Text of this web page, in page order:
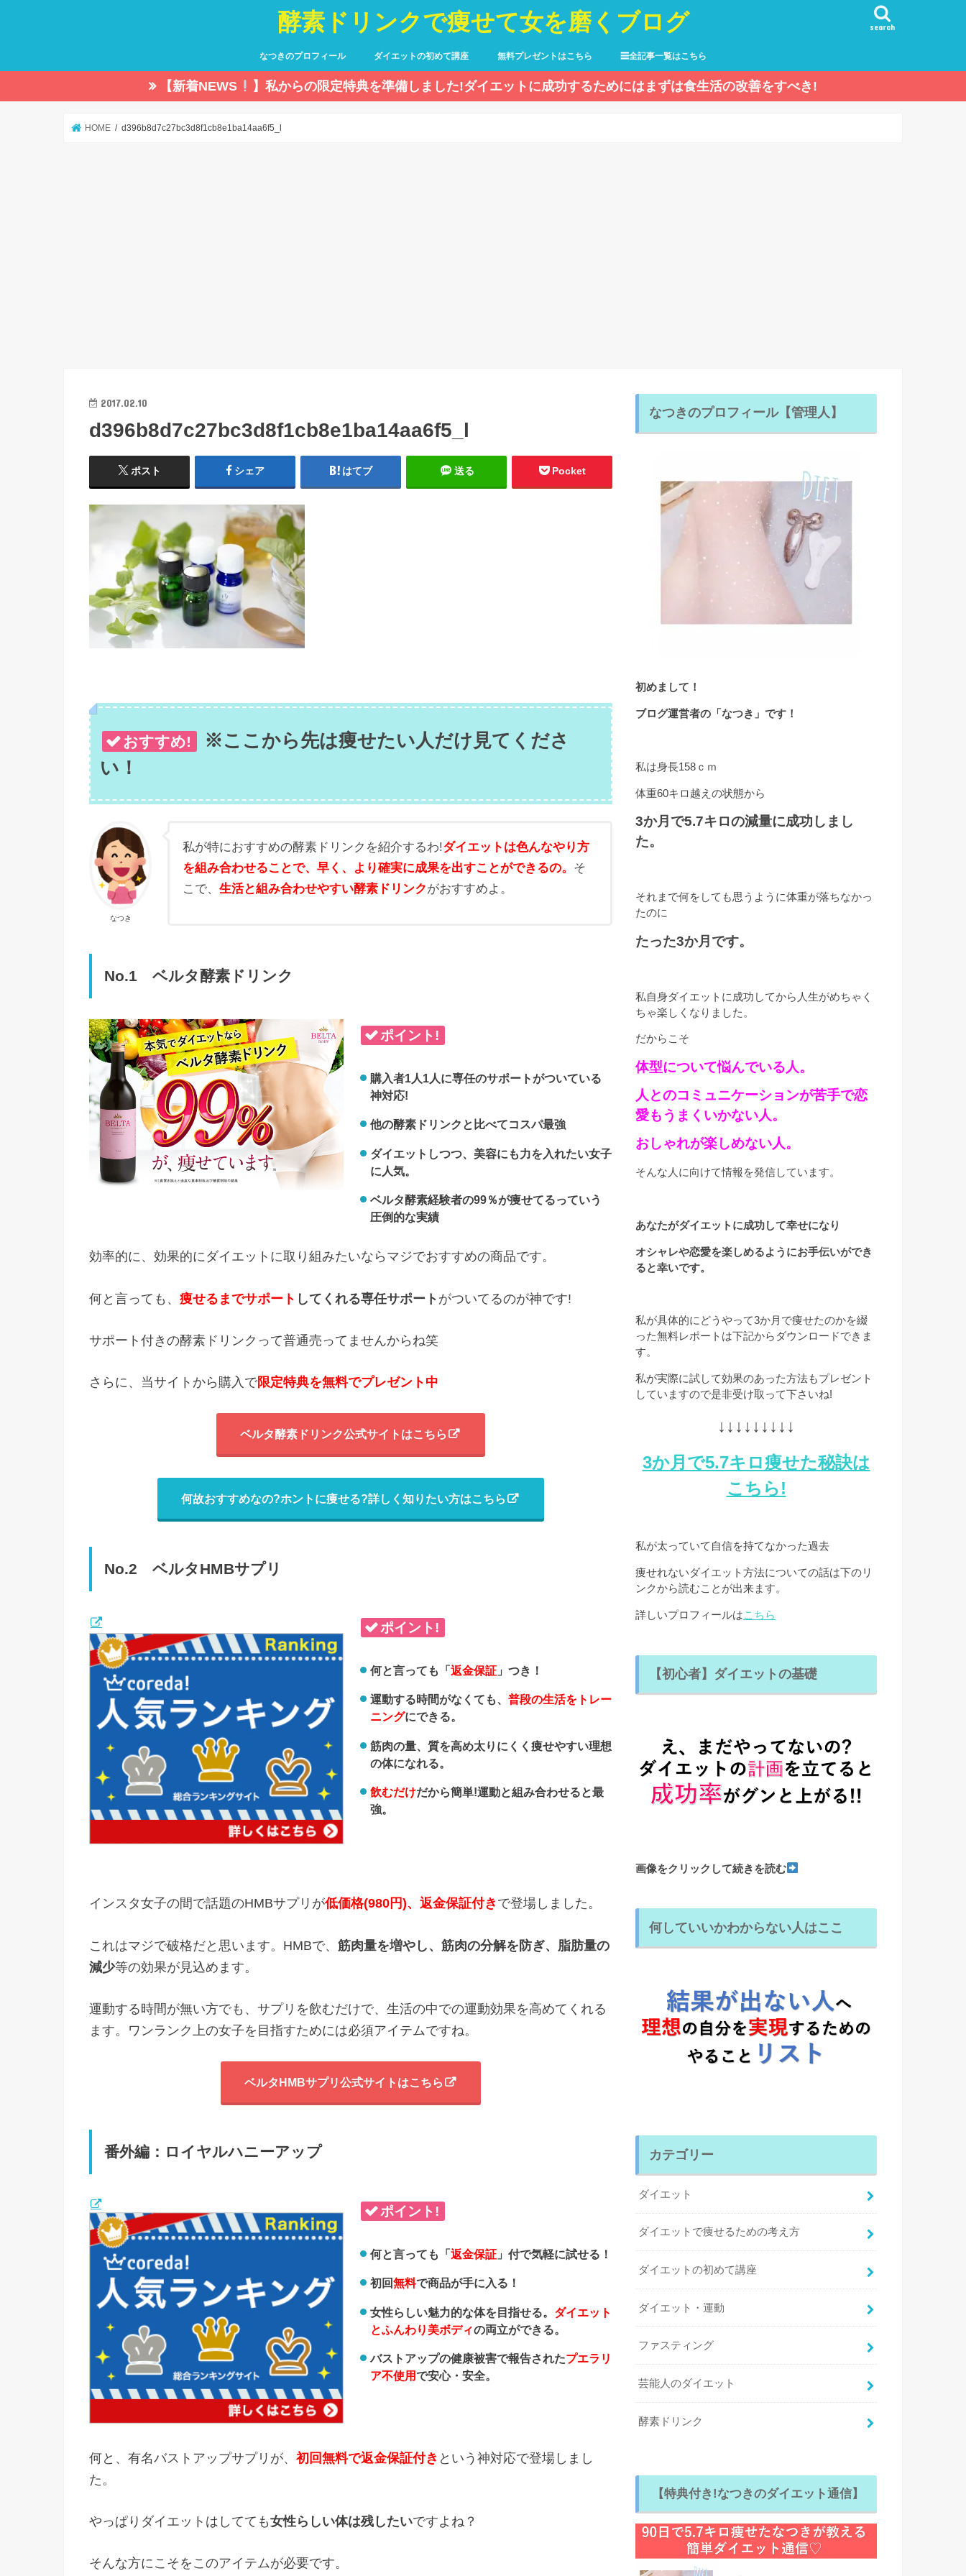
酵素ドリンクで痩せて女を磨くブログ search
なつきのプロフィール ダイエットの初めて講座 無料プレゼントはこちら ☰全記事一覧はこちら
【新着NEWS 】私からの限定特典を準備しました!ダイエットに成功するためにはまずは食生活の改善をすべき!
HOME d396b8d7c27bc3d8f1cb8e1ba14aa6f5_l
2017.02.10
d396b8d7c27bc3d8f1cb8e1ba14aa6f5_l
ポスト シェア はてブ 送る Pocket
おすすめ!
※ここから先は痩せたい人だけ見てくださ
い！
なつき
私が特におすすめの酵素ドリンクを紹介するわ!ダイエットは色んなやり方
を組み合わせることで、早く、より確実に成果を出すことができるの。 そ
こで、生活と組み合わせやすい酵素ドリンクがおすすめよ。
No.1 ベルタ酵素ドリンク
ポイント!
購入者1人1人に専任のサポートがついている
神対応!
他の酵素ドリンクと比べてコスパ最強
ダイエットしつつ、美容にも力を入れたい女子
に人気。
ベルタ酵素経験者の99％が痩せてるっていう
圧倒的な実績
効率的に、効果的にダイエットに取り組みたいならマジでおすすめの商品です。
何と言っても、 痩せるまでサポート してくれる専任サポート がついてるのが神です!
サポート付きの酵素ドリンクって普通売ってませんからね笑
さらに、当サイトから購入で限定特典を無料でプレゼント中
ベルタ酵素ドリンク公式サイトはこちら
何故おすすめなの?ホントに痩せる?詳しく知りたい方はこちら
No.2 ベルタHMBサプリ
ポイント!
何と言っても「返金保証」つき！
運動する時間がなくても、 普段の生活をトレー
ニングにできる。
筋肉の量、質を高め太りにくく痩せやすい理想
の体になれる。
飲むだけだから簡単!運動と組み合わせると最
強。
インスタ女子の間で話題のHMBサプリが低価格(980円)、返金保証付き で登場しました。
これはマジで破格だと思います。HMBで、 筋肉量を増やし、 筋肉の分解を防ぎ、 脂肪量の
減少等の効果が見込めます。
運動する時間が無い方でも、サプリを飲むだけで、生活の中での運動効果を高めてくれる
ます。ワンランク上の女子を目指すためには必須アイテムですね。
ベルタHMBサプリ公式サイトはこちら
番外編：ロイヤルハニーアップ
ポイント!
何と言っても「返金保証」付で気軽に試せる！
初回無料で商品が手に入る！
女性らしい魅力的な体を目指せる。 ダイエット
とふんわり美ボディの両立ができる。
バストアップの健康被害で報告されたプエラリ
ア不使用で安心・安全。
何と、有名バストアップサプリが、 初回無料で返金保証付き という神対応で登場しまし
た。
やっぱりダイエットはしてても女性らしい体は残したいですよね？
そんな方にこそをこのアイテムが必要です。
なつきのプロフィール【管理人】
初めまして！
ブログ運営者の「なつき」です！
私は身長158ｃｍ
体重60キロ越えの状態から
3か月で5.7キロの減量に成功しまし
た。
それまで何をしても思うように体重が落ちなかっ
たのに
たった3か月です。
私自身ダイエットに成功してから人生がめちゃく
ちゃ楽しくなりました。
だからこそ
体型について悩んでいる人。
人とのコミュニケーションが苦手で恋
愛もうまくいかない人。
おしゃれが楽しめない人。
そんな人に向けて情報を発信しています。
あなたがダイエットに成功して幸せになり
オシャレや恋愛を楽しめるようにお手伝いができ
ると幸いです。
私が具体的にどうやって3か月で痩せたのかを綴
った無料レポートは下記からダウンロードできま
す。
私が実際に試して効果のあった方法もプレゼント
していますので是非受け取って下さいね!
↓↓↓↓↓↓↓↓↓
3か月で5.7キロ痩せた秘訣は
こちら!
私が太っていて自信を持てなかった過去
痩せれないダイエット方法についての話は下のリ
ンクから読むことが出来ます。
詳しいプロフィールはこちら
【初心者】ダイエットの基礎
画像をクリックして続きを読む
何していいかわからない人はここ
カテゴリー
ダイエット
ダイエットで痩せるための考え方
ダイエットの初めて講座
ダイエット・運動
ファスティング
芸能人のダイエット
酵素ドリンク
【特典付き!なつきのダイエット通信】